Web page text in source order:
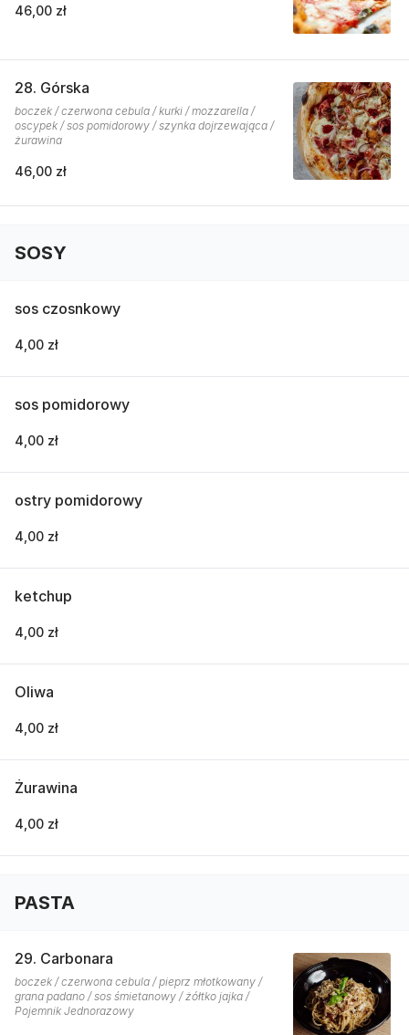
46,00 zł
28. Górska
boczek / czerwona cebula / kurki / mozzarella /
oscypek / sos pomidorowy / szynka dojrzewająca /
żurawina
46,00 zł
SOSY
sos czosnkowy
4,00 zł
sos pomidorowy
4,00 zł
ostry pomidorowy
4,00 zł
ketchup
4,00 zł
Oliwa
4,00 zł
Żurawina
4,00 zł
PASTA
29. Carbonara
boczek / czerwona cebula / pieprz młotkowany /
grana padano / sos śmietanowy / żółtko jajka /
Pojemnik Jednorazowy